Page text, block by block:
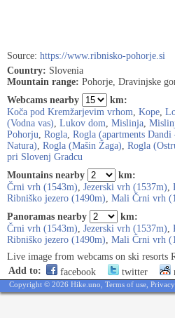
Source: https://www.ribnisko-pohorje.si
Country: Slovenia
Mountain range: Pohorje, Dravinjske
Webcams nearby
km:
Koča pod Kremžarjevim vrhom, Kope,
(Vodna vas), Lukov dom, Mislinja,
Pohorju, Rogla, Rogla (apartments Dandi
Natura), Rogla (Mašin Žaga), Rogla
pri Slovenj Gradcu
Mountains nearby
km:
Črni vrh (1543m), Jezerski vrh (1537m),
Ribniško jezero (1490m), Mali Črni vrh
Panoramas nearby
km:
Črni vrh (1543m), Jezerski vrh (1537m),
Ribniško jezero (1490m), Mali Črni vrh
Live image from webcams on ski resorts
Add to:
facebook twitter
Copyright © 2026 Hike.uno, Terms of use